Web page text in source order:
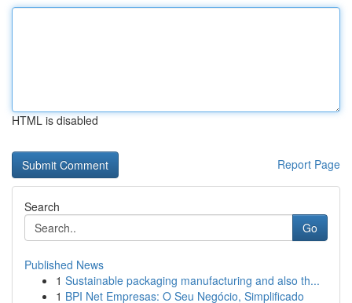
HTML is disabled
Report Page
Search
Go
Published News
1 Sustainable packaging manufacturing and also th...
1 BPI Net Empresas: O Seu Negócio, Simplificado